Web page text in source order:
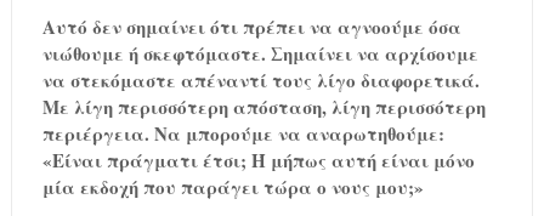
Αυτό δεν σημαίνει ότι πρέπει να αγνοούμε όσα
νιώθουμε ή σκεφτόμαστε. Σημαίνει να αρχίσουμε
να στεκόμαστε απέναντί τους λίγο διαφορετικά.
Με λίγη περισσότερη απόσταση, λίγη περισσότερη
περιέργεια. Να μπορούμε να αναρωτηθούμε:
«Είναι πράγματι έτσι; Ή μήπως αυτή είναι μόνο
μία εκδοχή που παράγει τώρα ο νους μου;»